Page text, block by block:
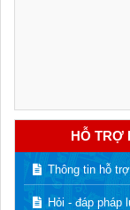
HỖ TRỢ
Thông tin hỗ
Hỏi - đáp pháp